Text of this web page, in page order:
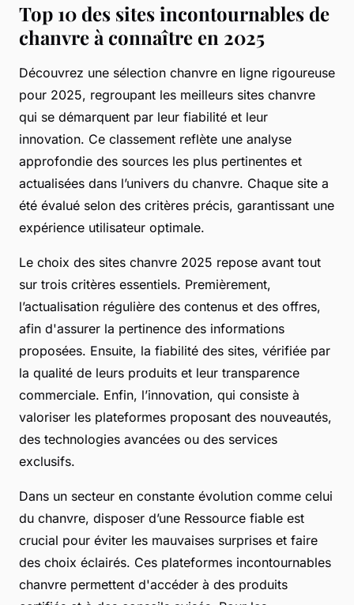
Top 10 des sites incontournables de
chanvre à connaître en 2025
Découvrez une sélection chanvre en ligne rigoureuse
pour 2025, regroupant les meilleurs sites chanvre
qui se démarquent par leur fiabilité et leur
innovation. Ce classement reflète une analyse
approfondie des sources les plus pertinentes et
actualisées dans l’univers du chanvre. Chaque site a
été évalué selon des critères précis, garantissant une
expérience utilisateur optimale.
Le choix des sites chanvre 2025 repose avant tout
sur trois critères essentiels. Premièrement,
l’actualisation régulière des contenus et des offres,
afin d'assurer la pertinence des informations
proposées. Ensuite, la fiabilité des sites, vérifiée par
la qualité de leurs produits et leur transparence
commerciale. Enfin, l’innovation, qui consiste à
valoriser les plateformes proposant des nouveautés,
des technologies avancées ou des services
exclusifs.
Dans un secteur en constante évolution comme celui
du chanvre, disposer d’une Ressource fiable est
crucial pour éviter les mauvaises surprises et faire
des choix éclairés. Ces plateformes incontournables
chanvre permettent d'accéder à des produits